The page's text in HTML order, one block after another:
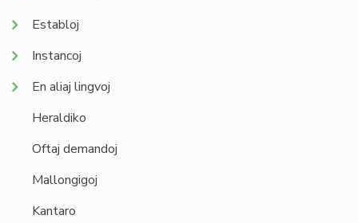
Establoj
Instancoj
En aliaj lingvoj
Heraldiko
Oftaj demandoj
Mallongigoj
Kantaro